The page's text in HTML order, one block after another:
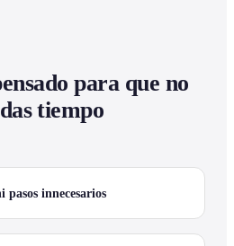
para que no
tiempo
pasos innecesarios